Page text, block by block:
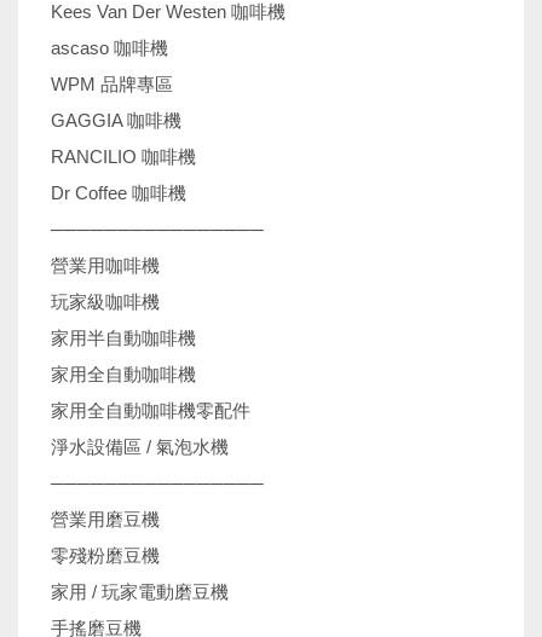
Kees Van Der Westen 咖啡機
ascaso 咖啡機
WPM 品牌專區
GAGGIA 咖啡機
RANCILIO 咖啡機
Dr Coffee 咖啡機
────────────────
營業用咖啡機
玩家級咖啡機
家用半自動咖啡機
家用全自動咖啡機
家用全自動咖啡機零配件
淨水設備區 / 氣泡水機
────────────────
營業用磨豆機
零殘粉磨豆機
家用 / 玩家電動磨豆機
手搖磨豆機